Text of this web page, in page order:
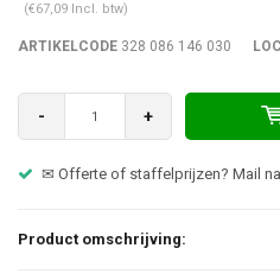
(€67,09 Incl. btw)
ARTIKELCODE 328 086 146 030
- +
✉ Offerte of staffelprijzen? Mail
Product omschrijving: